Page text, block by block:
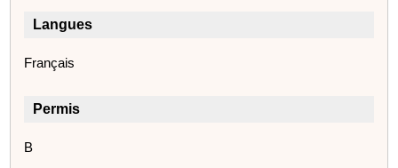
Langues
Français
Permis
B